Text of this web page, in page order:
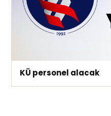
KÜ personel alacak